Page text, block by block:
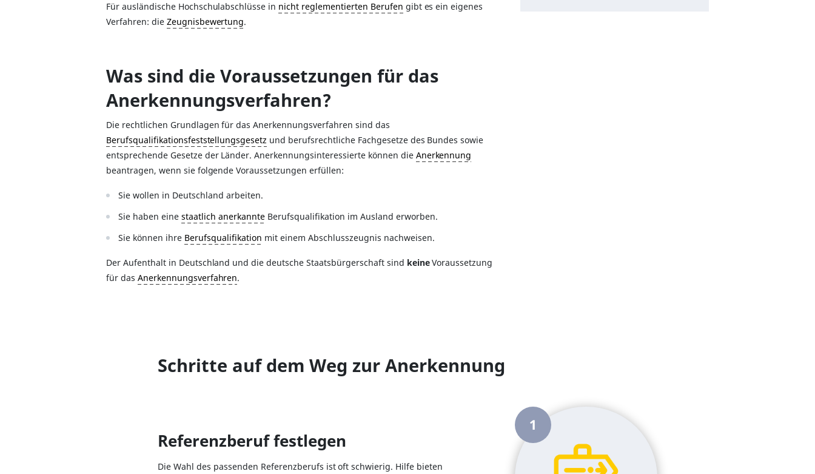
Für ausländische Hochschulabschlüsse in nicht reglementierten Berufen gibt es ein eigenes
Verfahren: die Zeugnisbewertung.
Was sind die Voraussetzungen für das
Anerkennungsverfahren?
Die rechtlichen Grundlagen für das Anerkennungsverfahren sind das
Berufsqualifikationsfeststellungsgesetz und berufsrechtliche Fachgesetze des Bundes sowie
entsprechende Gesetze der Länder. Anerkennungsinteressierte können die Anerkennung
beantragen, wenn sie folgende Voraussetzungen erfüllen:
Sie wollen in Deutschland arbeiten.
Sie haben eine staatlich anerkannte Berufsqualifikation im Ausland erworben.
Sie können ihre Berufsqualifikation mit einem Abschlusszeugnis nachweisen.
Der Aufenthalt in Deutschland und die deutsche Staatsbürgerschaft sind keineVoraussetzung
für das Anerkennungsverfahren.
Schritte auf dem Weg zur Anerkennung
Referenzberuf festlegen
Die Wahl des passenden Referenzberufs ist oft schwierig. Hilfe bieten
1